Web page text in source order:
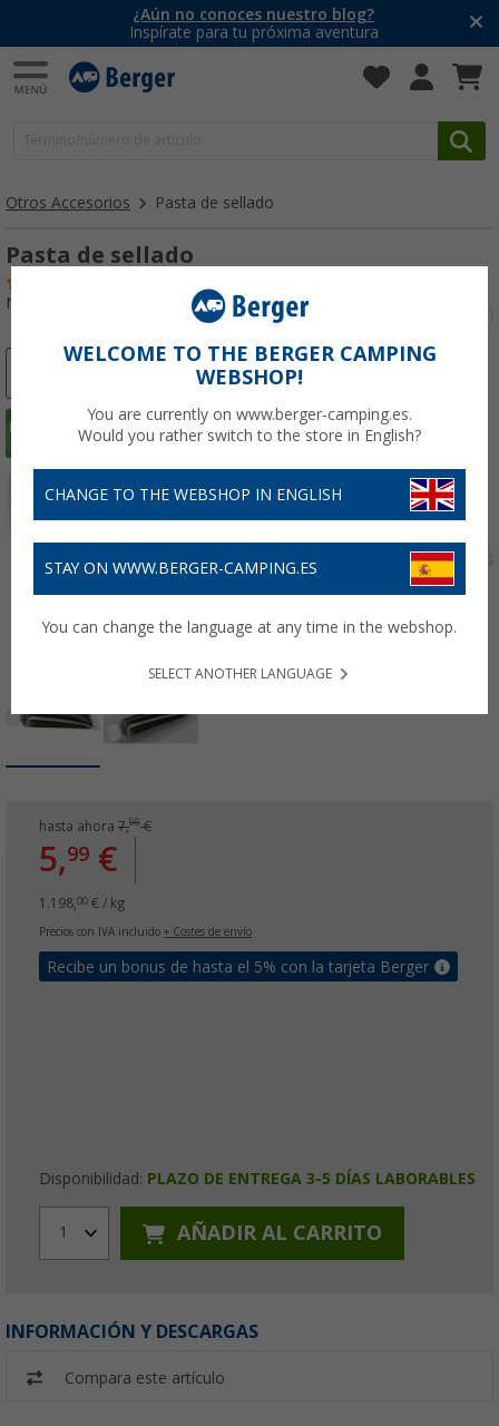
¿Aún no conoces nuestro blog?
Inspírate para tu próxima aventura
Otros Accesorios Pasta de sellado
Pasta de sellado
Nº de artículo 101590
hasta ahora 7,99€
5,99 €
1.198,00 € / kg
Precios con IVA incluido + Costes de envío
Recibe un bonus de hasta el 5% con la tarjeta Berger
Disponibilidad: PLAZO DE ENTREGA 3-5 DÍAS LABORABLES
1 AÑADIR AL CARRITO
INFORMACIÓN Y DESCARGAS
Compara este artículo
WELCOME TO THE BERGER CAMPING
WEBSHOP!
You are currently on www.berger-camping.es.
Would you rather switch to the store in English?
CHANGE TO THE WEBSHOP IN ENGLISH
STAY ON WWW.BERGER-CAMPING.ES
You can change the language at any time in the webshop.
SELECT ANOTHER LANGUAGE